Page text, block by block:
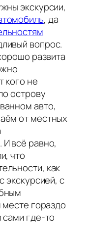
экскурсии,
, да
вопрос.
развита
кого не
острову
авто,
от местных
всё равно,
что
как
экскурсией, с
месте гораздо
где-то